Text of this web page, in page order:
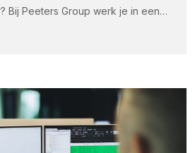
Bij Peeters Group werk je in een